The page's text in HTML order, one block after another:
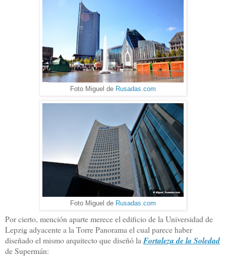
Foto Miguel de Rusadas.com
Foto Miguel de Rusadas.com
Por cierto, mención aparte merece el edificio de la Universidad de
Lepzig adyacente a la Torre Panorama el cual parece haber
diseñado el mismo arquitecto que diseñó laFortaleza de la Soledad
de Supermán: